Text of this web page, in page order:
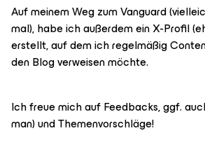
Auf meinem Weg zum Vanguard
mal), habe ich außerdem ein X-Profil
erstellt, auf dem ich regelmäßig
den Blog verweisen möchte.
Ich freue mich auf Feedbacks, ggf.
man) und Themenvorschläge!